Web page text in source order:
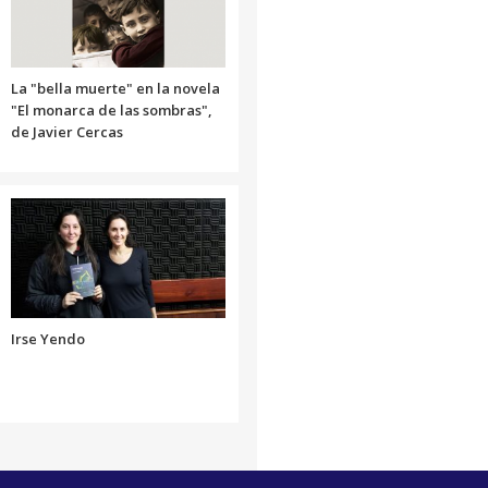
volumen.
La "bella muerte" en la novela
"El monarca de las sombras",
de Javier Cercas
Irse Yendo